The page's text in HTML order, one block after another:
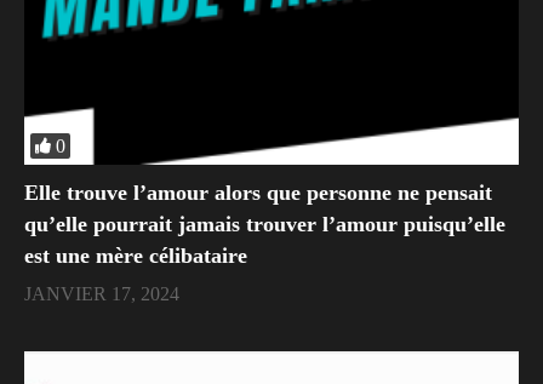
0
Elle trouve l’amour alors que personne ne pensait
qu’elle pourrait jamais trouver l’amour puisqu’elle
est une mère célibataire
JANVIER 17, 2024